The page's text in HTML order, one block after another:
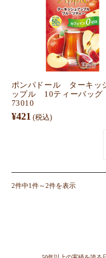
ポンパドール ターキッ
ップル 10ティーバッ
73010
¥421 (税込)
2件中1件～2件を表示